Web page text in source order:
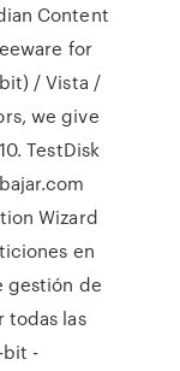
Content
for
/ Vista /
we give
TestDisk
Wizard
en
gestión de
todas las
bit -